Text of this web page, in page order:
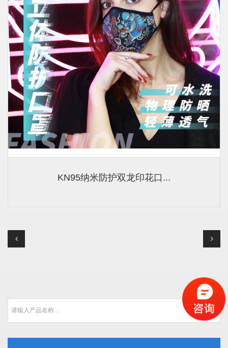
KN95纳米防护双龙印花口...